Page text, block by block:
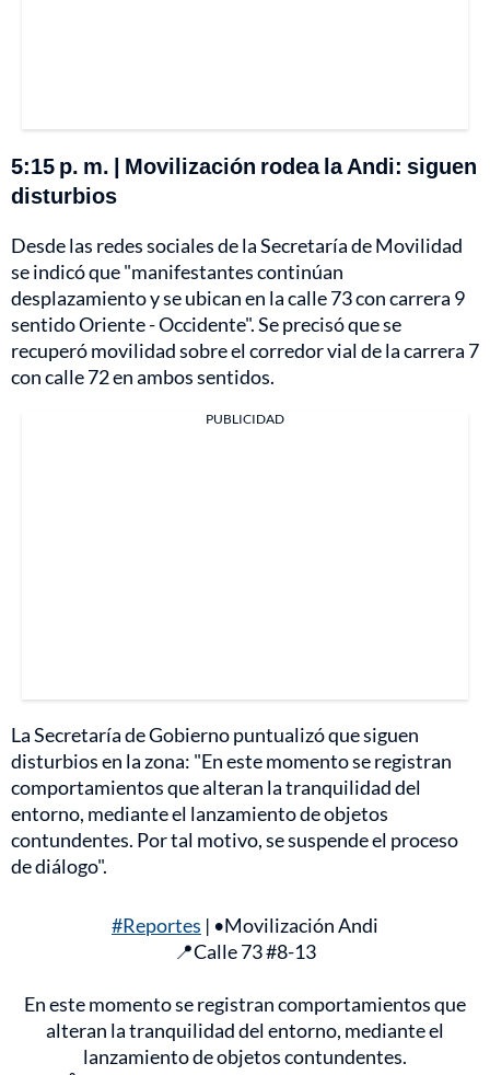
5:15 p. m. | Movilización rodea la Andi: siguen
disturbios
Desde las redes sociales de la Secretaría de Movilidad
se indicó que "manifestantes continúan
desplazamiento y se ubican en la calle 73 con carrera 9
sentido Oriente - Occidente". Se precisó que se
recuperó movilidad sobre el corredor vial de la carrera 7
con calle 72 en ambos sentidos.
PUBLICIDAD
La Secretaría de Gobierno puntualizó que siguen
disturbios en la zona: "En este momento se registran
comportamientos que alteran la tranquilidad del
entorno, mediante el lanzamiento de objetos
contundentes. Por tal motivo, se suspende el proceso
de diálogo".
#Reportes | •Movilización Andi
📍Calle 73 #8-13
En este momento se registran comportamientos que
alteran la tranquilidad del entorno, mediante el
lanzamiento de objetos contundentes.